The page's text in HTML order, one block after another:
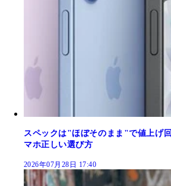
スペックは"ほぼそのまま"で値上げ
マホ正しい選び方
2026年07月28日 17:40